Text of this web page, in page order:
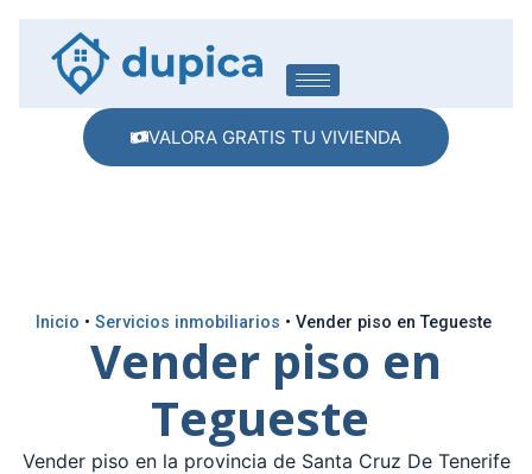
VALORA GRATIS TU VIVIENDA
Inicio • Servicios inmobiliarios • Vender piso en Tegueste
Vender piso en
Tegueste
Vender piso en la provincia de Santa Cruz De Tenerife